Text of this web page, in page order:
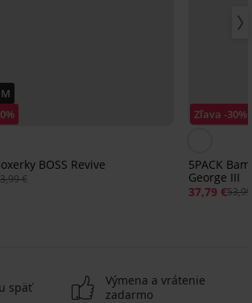
BOSS Revive
€
Zľava -30%
5PACK
George III
37,79 €
späť
Výmena a vrátenie
zadarmo